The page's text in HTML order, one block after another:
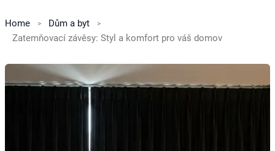
Home
Dům a byt
Zatemňovací závěsy: Styl a komfort pro váš domov